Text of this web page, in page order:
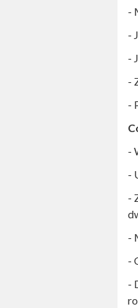
-
-
-
-
-
-
-
-
-
-
-